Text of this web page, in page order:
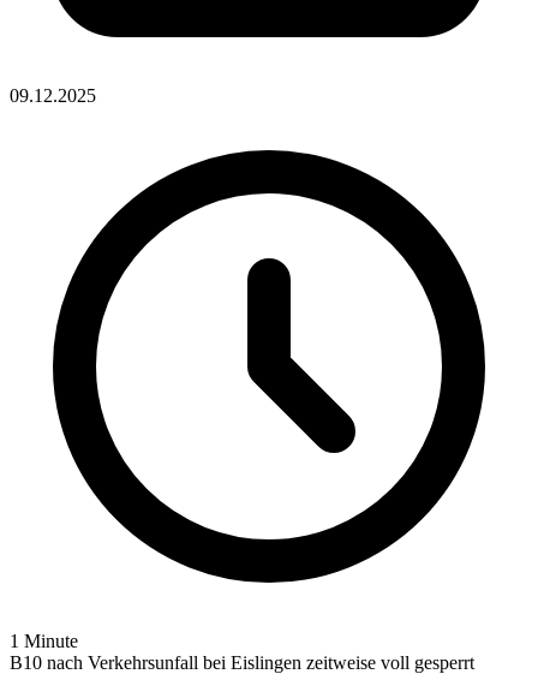
09.12.2025
1 Minute
B10 nach Verkehrsunfall bei Eislingen zeitweise voll gesperrt